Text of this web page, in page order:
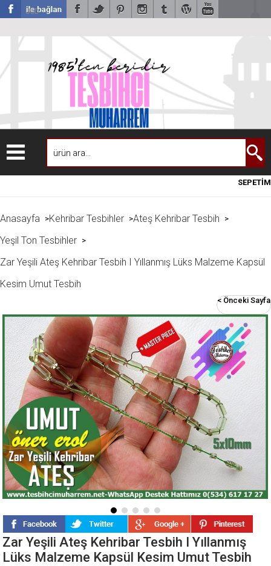
USD
SEPETİM
Anasayfa >Kehribar Tesbihler >Ateş Kehribar Tesbih >
Yeşil Ton Tesbihler >
Zar Yeşili Ateş Kehribar Tesbih I Yıllanmış Lüks Malzeme Kapsül
Kesim Umut Tesbih
< Önceki Sayfa
Zar Yeşili Ateş Kehribar Tesbih I Yıllanmış
Lüks Malzeme Kapsül Kesim Umut Tesbih